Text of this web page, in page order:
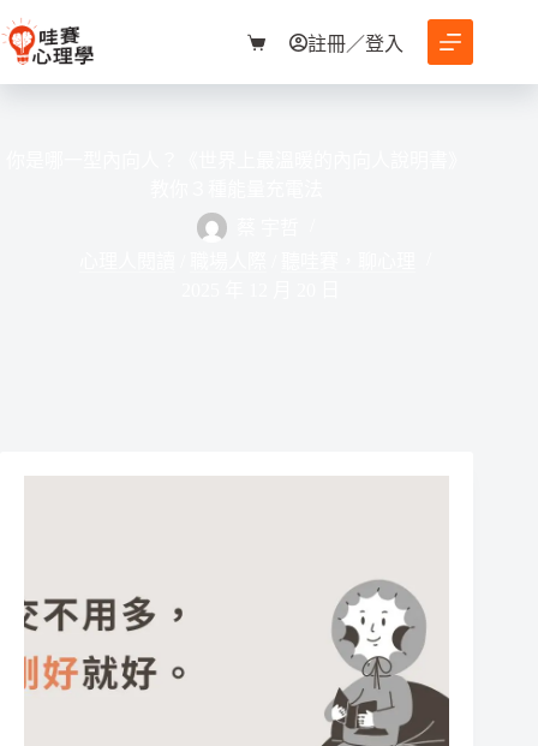
至
購
物
註冊／登入